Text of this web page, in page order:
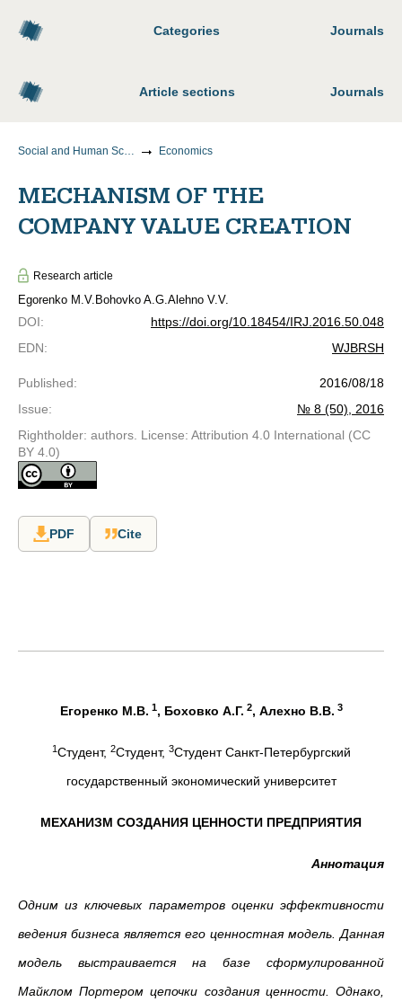
Categories Journals
Article sections Journals
Social and Human Sciences Economics
MECHANISM OF THE
COMPANY VALUE CREATION
Research article
Egorenko M.V. Bohovko A.G.Alehno V.V.
DOI:
https://doi.org/10.18454/IRJ.2016.50.048
EDN: WJBRSH
Published:
2016/08/18
Issue:
№ 8 (50), 2016
Rightholder: authors. License: Attribution 4.0 International (CC
BY 4.0)
PDF Cite
Егоренко М.В. 1, Боховко А.Г. 2, Алехно В.В. 3
1Студент, 2Студент, 3Студент Санкт-Петербургский
государственный экономический университет
МЕХАНИЗМ СОЗДАНИЯ ЦЕННОСТИ ПРЕДПРИЯТИЯ
Аннотация
Одним из ключевых параметров оценки эффективности
ведения бизнеса является его ценностная модель. Данная
модель выстраивается на базе сформулированной
Майклом Портером цепочки создания ценности. Однако,